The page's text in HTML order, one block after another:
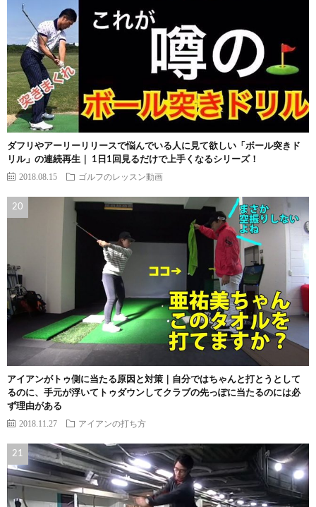
ダフリやアーリーリリースで悩んでいる人に見て欲しい「ボール突きド
リル」の連続再生｜ 1日1回見るだけで上手くなるシリーズ！
2018.08.15 ゴルフのレッスン動画
アイアンがトゥ側に当たる原因と対策｜自分ではちゃんと打とうとして
るのに、手元が浮いてトゥダウンしてクラブの先っぽに当たるのには必
ず理由がある
2018.11.27 アイアンの打ち方